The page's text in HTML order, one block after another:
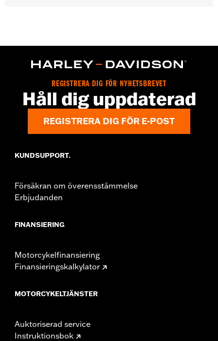
Sold In Units:Each
,,,,,,,,,,,,,,,,,,,,,,,,,,,,,,,,,,,,,,,,,,,,,,,,,,,,,,,,,,,,,,,,,,,,
NOTES: Removing and installing engine covers may require
purchase of new gaskets. See dealer for information.
REGISTRERA DIG FÖR NYHETSBREVET
Håll dig uppdaterad
REGISTRERA DIG FÖR E-POST
KUNDSUPPORT.
Försäkran om överensstämmelse
Erbjudanden
FINANSIERING
Motorcykelfinansiering
Finansieringskalkylator
MOTORCYKELTJÄNSTER
Auktoriserad service
Instruktionsbok